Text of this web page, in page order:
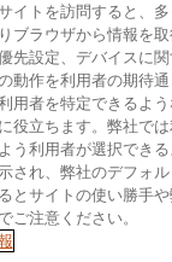
イトを訪問すると、
ブラウザから情報を
先設定、デバイスに
動作を利用者の期待
用者を特定できるよ
役立ちます。弊社で
う利用者が選択でき
され、弊社のデフォ
とサイトの使い勝手
ご注意ください。